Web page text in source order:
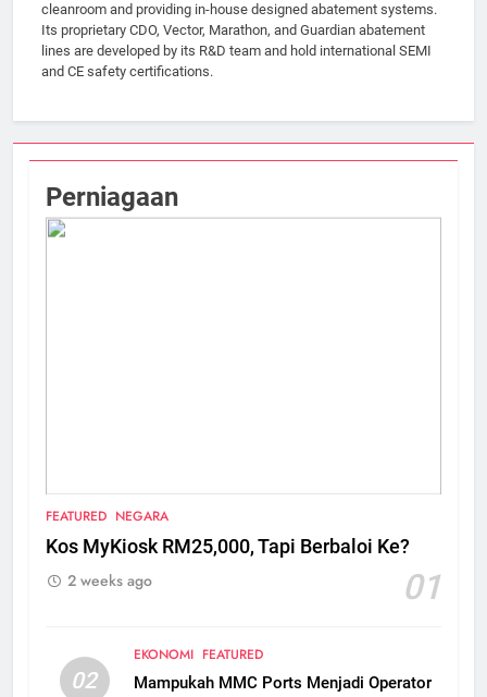
cleanroom and providing in-house designed abatement systems.
Its proprietary CDO, Vector, Marathon, and Guardian abatement
lines are developed by its R&D team and hold international SEMI
and CE safety certifications.
Perniagaan
FEATURED NEGARA
Kos MyKiosk RM25,000, Tapi Berbaloi Ke?
01
2 weeks ago
02
EKONOMI FEATURED
Mampukah MMC Ports Menjadi Operator